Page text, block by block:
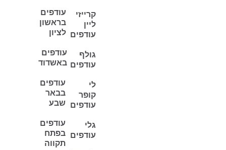
קרייזי
ליין
עודפים
גולף
עודפים
לי
קופר
עודפים
גלי
עודפים
עודפים
בראשון
לציון
עודפים
באשדוד
עודפים
בבאר
שבע
עודפים
בפתח
תקווה